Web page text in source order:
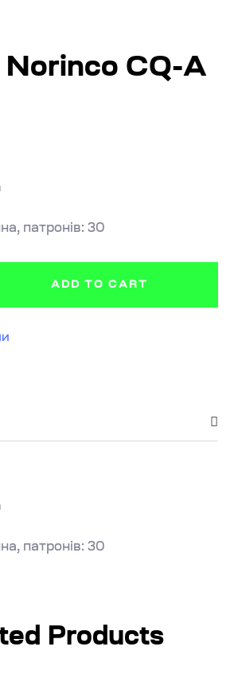
Norinco CQ-A
патронів: 30
ADD TO CART
патронів: 30
Products